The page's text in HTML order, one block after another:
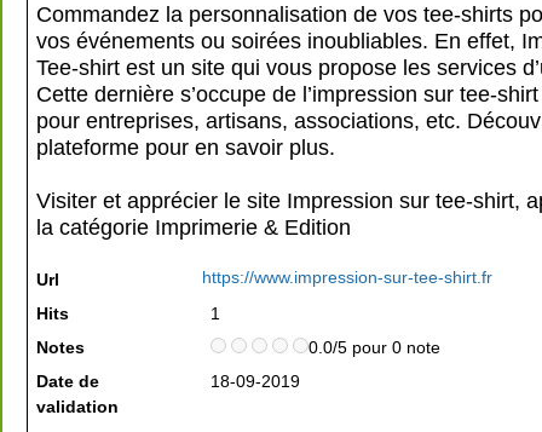
Commandez la personnalisation de vos tee-shirts
vos événements ou soirées inoubliables. En effet,
Tee-shirt est un site qui vous propose les services
Cette dernière s’occupe de l’impression sur tee-
pour entreprises, artisans, associations, etc.
plateforme pour en savoir plus.
Visiter et apprécier le site Impression sur tee-shirt,
la catégorie Imprimerie & Edition
Url
https://www.impression-sur-tee-shirt.fr
Hits
1
Notes
0.0/5 pour 0 note
Date de
validation
18-09-2019